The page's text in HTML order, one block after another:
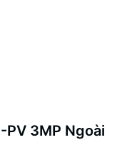
PV 3MP Ngoài